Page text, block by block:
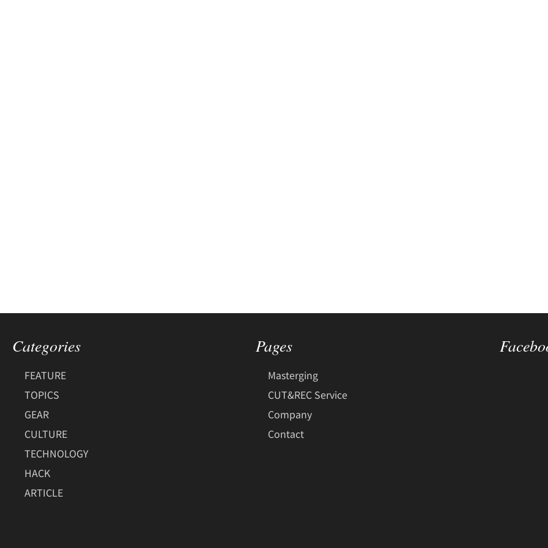
Categories
FEATURE
TOPICS
GEAR
CULTURE
TECHNOLOGY
HACK
ARTICLE
Pages
Masterging
CUT&REC Service
Company
Contact